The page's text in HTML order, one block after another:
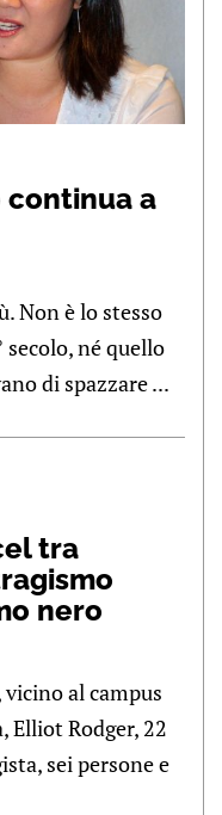
continua a
Non è lo stesso
né quello
di spazzare ...
tra
nero
al campus
Elliot Rodger, 22
sei persone e